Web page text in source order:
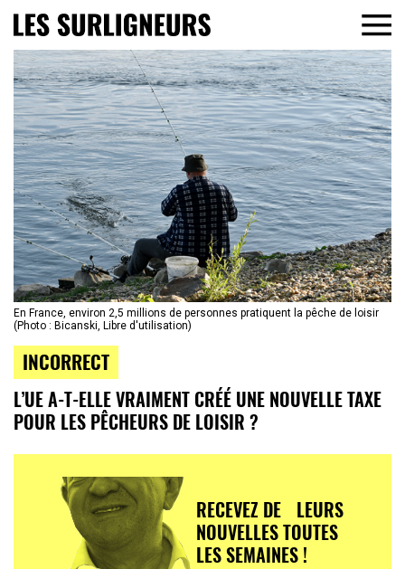
En France, environ 2,5 millions de personnes pratiquent la pêche de loisir
(Photo : Bicanski, Libre d'utilisation)
INCORRECT
L’UE A-T-ELLE VRAIMENT CRÉÉ UNE NOUVELLE TAXE
POUR LES PÊCHEURS DE LOISIR ?
RECEVEZ DE LEURS
NOUVELLES TOUTES
LES SEMAINES !